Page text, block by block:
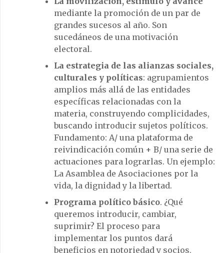
mediante la promoción de un par de
grandes sucesos al año. Son
sucedáneos de una motivación
electoral.
La estrategia de las alianzas sociales,
culturales y políticas: agrupamientos
amplios más allá de las entidades
específicas relacionadas con la
materia, construyendo complicidades,
buscando introducir sujetos políticos.
Fundamento: A/ una plataforma de
reivindicación común + B/ una serie de
actuaciones para lograrlas. Un ejemplo:
La Asamblea de Asociaciones por la
vida, la dignidad y la libertad.
Programa político básico. ¿Qué
queremos introducir, cambiar,
suprimir? El proceso para
implementar los puntos dará
beneficios en notoriedad y socios.